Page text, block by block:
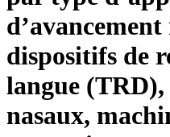
dispositifs de
langue
nasaux,